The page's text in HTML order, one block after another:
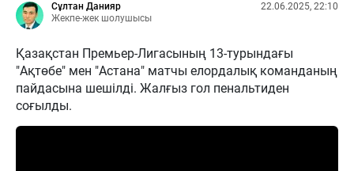
Сұлтан Данияр
Жекпе-жек шолушысы
22.06.2025, 22:10
Қазақстан Премьер-Лигасының 13-турындағы
"Ақтөбе" мен "Астана" матчы елордалық команданың
пайдасына шешілді. Жалғыз гол пенальтиден
соғылды.